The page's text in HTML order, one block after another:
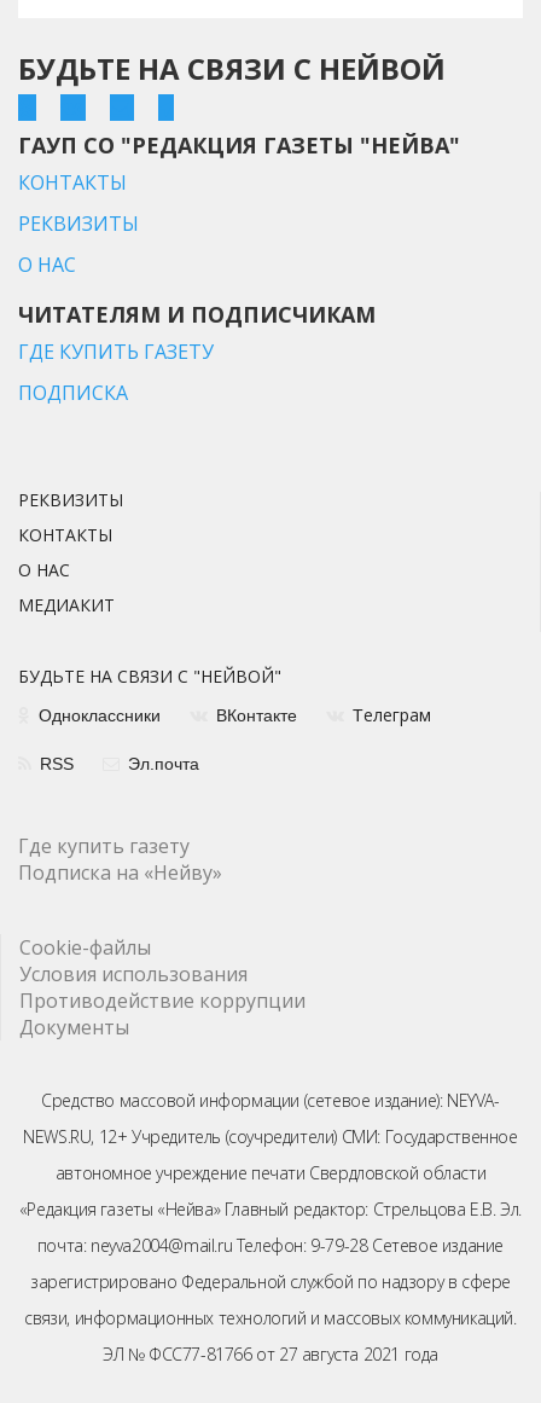
БУДЬТЕ НА СВЯЗИ С НЕЙВОЙ
ГАУП СО "РЕДАКЦИЯ ГАЗЕТЫ "НЕЙВА"
КОНТАКТЫ
РЕКВИЗИТЫ
О НАС
ЧИТАТЕЛЯМ И ПОДПИСЧИКАМ
ГДЕ КУПИТЬ ГАЗЕТУ
ПОДПИСКА
РЕКВИЗИТЫ
КОНТАКТЫ
О НАС
МЕДИАКИТ
БУДЬТЕ НА СВЯЗИ С "НЕЙВОЙ"
Одноклассники ВКонтакте Телеграм
RSS Эл.почта
Где купить газету
Подписка на «Нейву»
Cookie-файлы
Условия использования
Противодействие коррупции
Документы
Средство массовой информации (сетевое издание): NEYVA-
NEWS.RU, 12+ Учредитель (соучредители) СМИ: Государственное
автономное учреждение печати Свердловской области
«Редакция газеты «Нейва» Главный редактор: Стрельцова Е.В. Эл.
почта: neyva2004@mail.ru Телефон: 9-79-28 Сетевое издание
зарегистрировано Федеральной службой по надзору в сфере
связи, информационных технологий и массовых коммуникаций.
ЭЛ № ФСС77-81766 от 27 августа 2021 года